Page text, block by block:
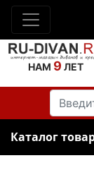
НАМ 9 ЛЕТ
Каталог